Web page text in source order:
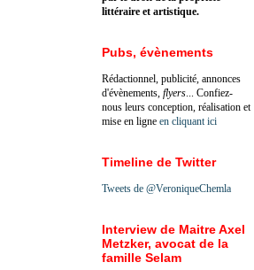
littéraire et artistique.
Pubs, évènements
Rédactionnel, publicité, annonces
d'évènements, flyers ... Confiez-
nous leurs conception, réalisation et
mise en ligne en cliquant ici
Timeline de Twitter
Tweets de @VeroniqueChemla
Interview de Maitre Axel
Metzker, avocat de la
famille Selam